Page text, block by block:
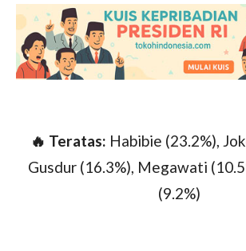
🔥 Teratas: Habibie (23.2%),
Gusdur (16.3%), Megawati
(9.2%)